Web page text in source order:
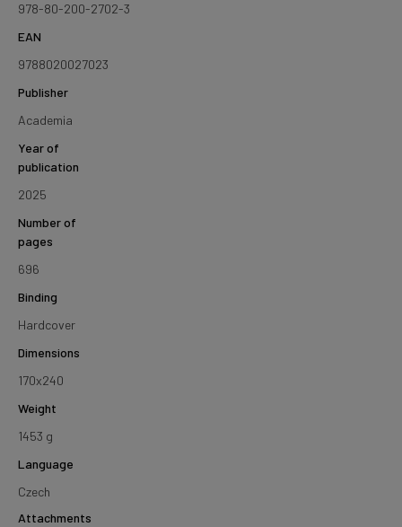
978-80-200-2702-3
EAN
9788020027023
Publisher
Academia
Year of
publication
2025
Number of
pages
696
Binding
Hardcover
Dimensions
170x240
Weight
1453 g
Language
Czech
Attachments